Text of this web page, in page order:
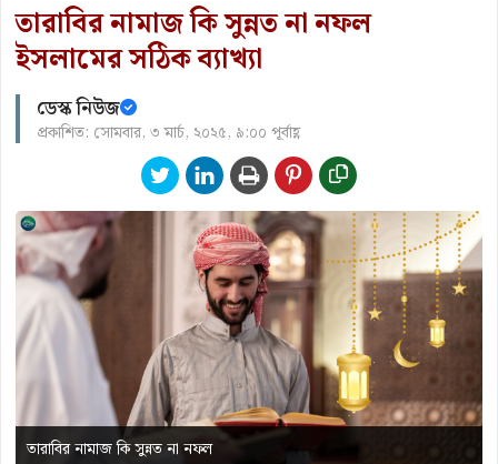
তারাবির নামাজ কি সুন্নত না নফল
ইসলামের সঠিক ব্যাখ্যা
ডেস্ক নিউজ
প্রকাশিত: সোমবার, ৩ মার্চ, ২০২৫, ৯:০০ পূর্বাহ্ণ
তারাবির নামাজ কি সুন্নত না নফল